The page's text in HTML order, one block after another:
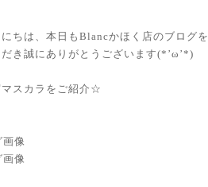
ちは、本日もBlancかほく店のブログを
き誠にありがとうございます(*’ω’*)
マスカラをご紹介☆